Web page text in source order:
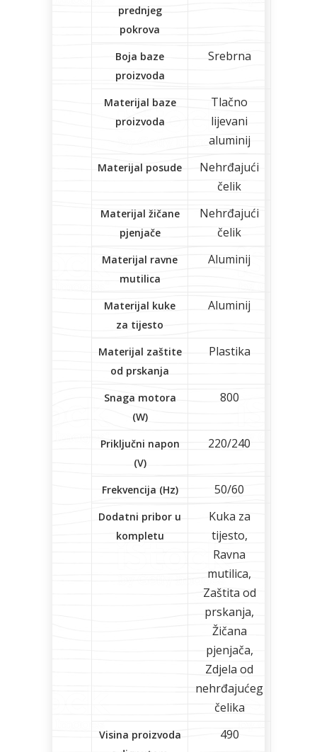
prednjeg
pokrova
Boja baze
proizvoda
Srebrna
Materijal baze
proizvoda
Tlačno
lijevani
aluminij
Materijal posude
Nehrđajući
čelik
Materijal žičane
pjenjače
Nehrđajući
čelik
Materijal ravne
mutilica
Aluminij
Materijal kuke
za tijesto
Aluminij
Materijal zaštite
od prskanja
Plastika
Snaga motora
(W)
800
Priključni napon
(V)
220/240
Frekvencija (Hz) 50/60
Dodatni pribor u
kompletu
Kuka za
tijesto,
Ravna
mutilica,
Zaštita od
prskanja,
Žičana
pjenjača,
Zdjela od
nehrđajućeg
čelika
Visina proizvoda
490